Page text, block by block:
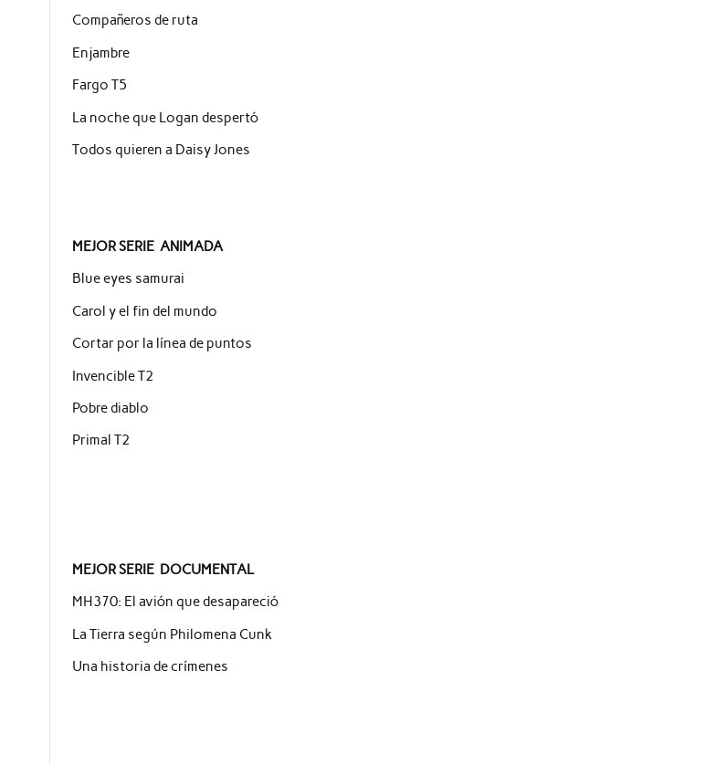
Compañeros de ruta
Enjambre
Fargo T5
La noche que Logan despertó
Todos quieren a Daisy Jones
MEJOR SERIE ANIMADA
Blue eyes samurai
Carol y el fin del mundo
Cortar por la línea de puntos
Invencible T2
Pobre diablo
Primal T2
MEJOR SERIE DOCUMENTAL
MH370: El avión que desapareció
La Tierra según Philomena Cunk
Una historia de crímenes